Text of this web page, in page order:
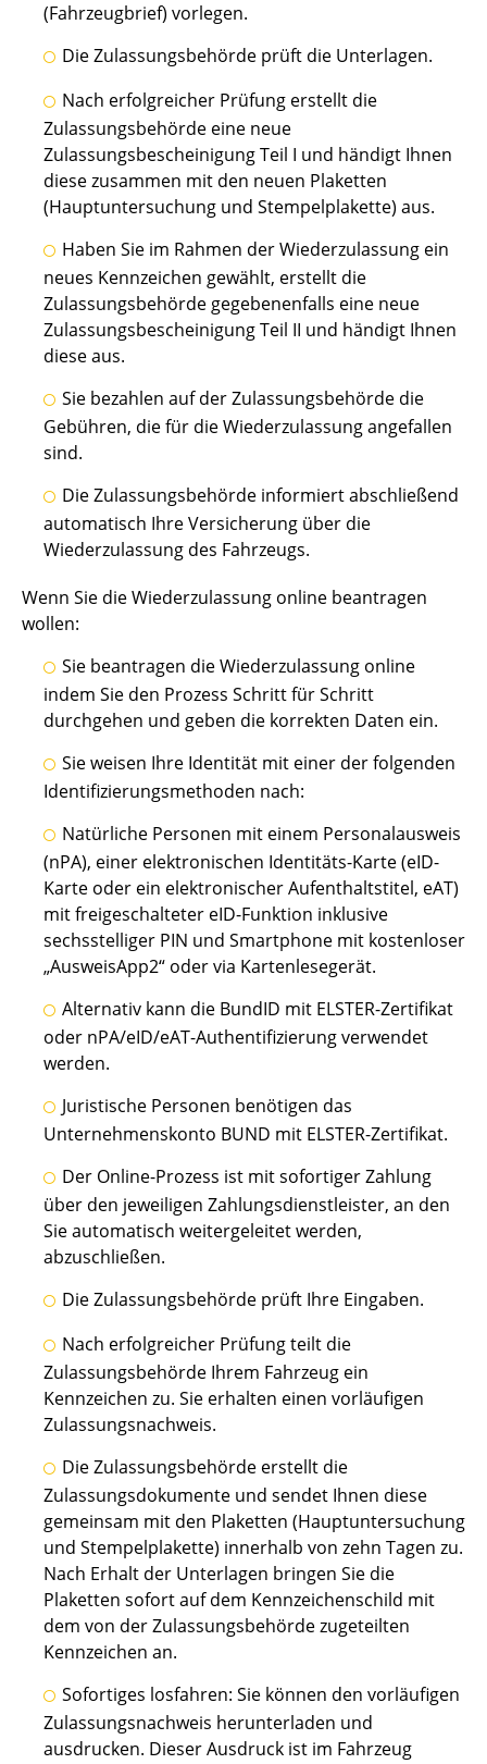
(Fahrzeugbrief) vorlegen.
Die Zulassungsbehörde prüft die Unterlagen.
Nach erfolgreicher Prüfung erstellt die
Zulassungsbehörde eine neue
Zulassungsbescheinigung Teil I und händigt Ihnen
diese zusammen mit den neuen Plaketten
(Hauptuntersuchung und Stempelplakette) aus.
Haben Sie im Rahmen der Wiederzulassung ein
neues Kennzeichen gewählt, erstellt die
Zulassungsbehörde gegebenenfalls eine neue
Zulassungsbescheinigung Teil II und händigt Ihnen
diese aus.
Sie bezahlen auf der Zulassungsbehörde die
Gebühren, die für die Wiederzulassung angefallen
sind.
Die Zulassungsbehörde informiert abschließend
automatisch Ihre Versicherung über die
Wiederzulassung des Fahrzeugs.
Wenn Sie die Wiederzulassung online beantragen
wollen:
Sie beantragen die Wiederzulassung online
indem Sie den Prozess Schritt für Schritt
durchgehen und geben die korrekten Daten ein.
Sie weisen Ihre Identität mit einer der folgenden
Identifizierungsmethoden nach:
Natürliche Personen mit einem Personalausweis
(nPA), einer elektronischen Identitäts-Karte (eID-
Karte oder ein elektronischer Aufenthaltstitel, eAT)
mit freigeschalteter eID-Funktion inklusive
sechsstelliger PIN und Smartphone mit kostenloser
„AusweisApp2“ oder via Kartenlesegerät.
Alternativ kann die BundID mit ELSTER-Zertifikat
oder nPA/eID/eAT-Authentifizierung verwendet
werden.
Juristische Personen benötigen das
Unternehmenskonto BUND mit ELSTER-Zertifikat.
Der Online-Prozess ist mit sofortiger Zahlung
über den jeweiligen Zahlungsdienstleister, an den
Sie automatisch weitergeleitet werden,
abzuschließen.
Die Zulassungsbehörde prüft Ihre Eingaben.
Nach erfolgreicher Prüfung teilt die
Zulassungsbehörde Ihrem Fahrzeug ein
Kennzeichen zu. Sie erhalten einen vorläufigen
Zulassungsnachweis.
Die Zulassungsbehörde erstellt die
Zulassungsdokumente und sendet Ihnen diese
gemeinsam mit den Plaketten (Hauptuntersuchung
und Stempelplakette) innerhalb von zehn Tagen zu.
Nach Erhalt der Unterlagen bringen Sie die
Plaketten sofort auf dem Kennzeichenschild mit
dem von der Zulassungsbehörde zugeteilten
Kennzeichen an.
Sofortiges losfahren: Sie können den vorläufigen
Zulassungsnachweis herunterladen und
ausdrucken. Dieser Ausdruck ist im Fahrzeug